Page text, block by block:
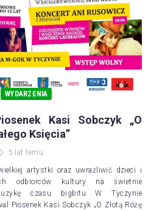
WYDARZENIA
Kasi Sobczyk „O
Księcia”
5 lat temu
artystki oraz uwrażliwić dzieci i
odbiorców kultury na świetnie
czasu bigbitu W Tyczynie
Piosenek Kasi Sobczyk „O Złotą Różę